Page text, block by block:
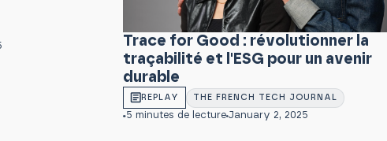
Trace for Good : révolutionner la
traçabilité et l'ESG pour un avenir
durable
REPLAY THE FRENCH TECH JOURNAL
5 minutes de lecture January 2, 2025